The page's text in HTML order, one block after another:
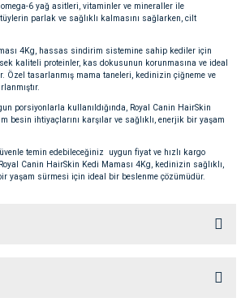
omega-6 yağ asitleri, vitaminler ve mineraller ile
parlak ve sağlıklı kalmasını sağlarken, cilt
4Kg, hassas sindirim sistemine sahip kediler için
kaliteli proteinler, kas dokusunun korunmasına ve ideal
Özel tasarlanmış mama taneleri, kedinizin çiğneme ve
porsiyonlarla kullanıldığında, Royal Canin HairSkin
besin ihtiyaçlarını karşılar ve sağlıklı, enerjik bir yaşam
temin edebileceğiniz uygun fiyat ve hızlı kargo
Canin HairSkin Kedi Maması 4Kg, kedinizin sağlıklı,
yaşam sürmesi için ideal bir beslenme çözümüdür.
henüz soru sorulmamış.